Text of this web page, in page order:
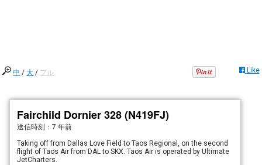
中 /大 / フル Like
Fairchild Dornier 328 (N419FJ)
送信時刻：7 年前
Taking off from Dallas Love Field to Taos Regional, on the second
flight of Taos Air from DAL to SKX. Taos Air is operated by Ultimate
JetCharters.